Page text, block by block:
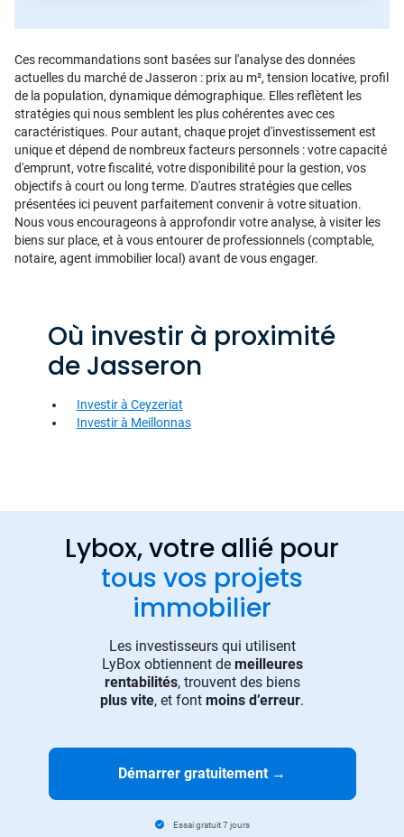
Ces recommandations sont basées sur l'analyse des données
actuelles du marché de Jasseron : prix au m², tension locative, profil
de la population, dynamique démographique. Elles reflètent les
stratégies qui nous semblent les plus cohérentes avec ces
caractéristiques. Pour autant, chaque projet d'investissement est
unique et dépend de nombreux facteurs personnels : votre capacité
d'emprunt, votre fiscalité, votre disponibilité pour la gestion, vos
objectifs à court ou long terme. D'autres stratégies que celles
présentées ici peuvent parfaitement convenir à votre situation.
Nous vous encourageons à approfondir votre analyse, à visiter les
biens sur place, et à vous entourer de professionnels (comptable,
notaire, agent immobilier local) avant de vous engager.
Où investir à proximité
de Jasseron
Investir à Ceyzeriat
Investir à Meillonnas
Lybox, votre allié pour
tous vos projets
immobilier
Les investisseurs qui utilisent
LyBox obtiennent de meilleures
rentabilités, trouvent des biens
plus vite, et font moins d’erreur.
Démarrer gratuitement →
Essai gratuit 7 jours